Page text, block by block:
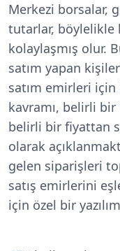
Merkezi borsalar,
tutarlar, böylelikle
kolaylaşmış olur.
satım yapan
satım emirleri
kavramı, belirli
belirli bir fiyattan
olarak
gelen siparişleri
satış emirlerini
için özel bir